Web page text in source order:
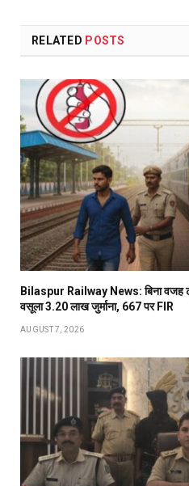
RELATED POSTS
Bilaspur Railway News: बिना वजह
वसूला 3.20 लाख जुर्माना, 667 पर FIR
AUGUST 7, 2026